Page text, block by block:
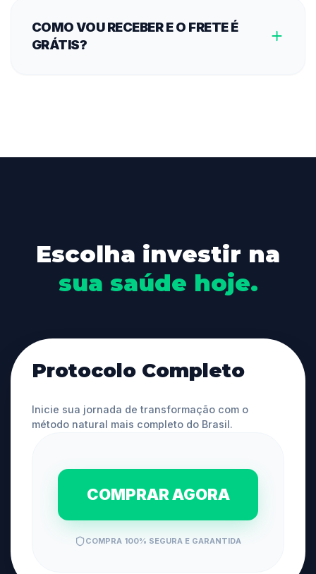
COMO VOU RECEBER E O FRETE É
GRÁTIS?
Escolha investir na
sua saúde hoje.
Protocolo Completo
Inicie sua jornada de transformação com o
método natural mais completo do Brasil.
COMPRAR AGORA
COMPRA 100% SEGURA E GARANTIDA